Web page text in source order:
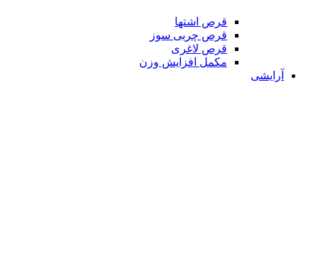
قرص اشتها
قرص چربی سوز
قرص لاغری
مکمل افزایش وزن
آرایشی